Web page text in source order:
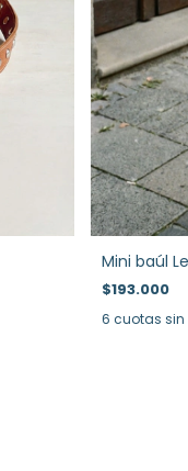
Mini baúl
$193.000
6 cuotas sin